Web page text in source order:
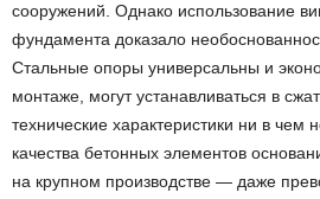
сооружений. Однако использование
фундамента доказало
Стальные опоры универсальны и
монтаже, могут устанавливаться в
технические характеристики ни в чем
качества бетонных элементов
на крупном производстве — даже